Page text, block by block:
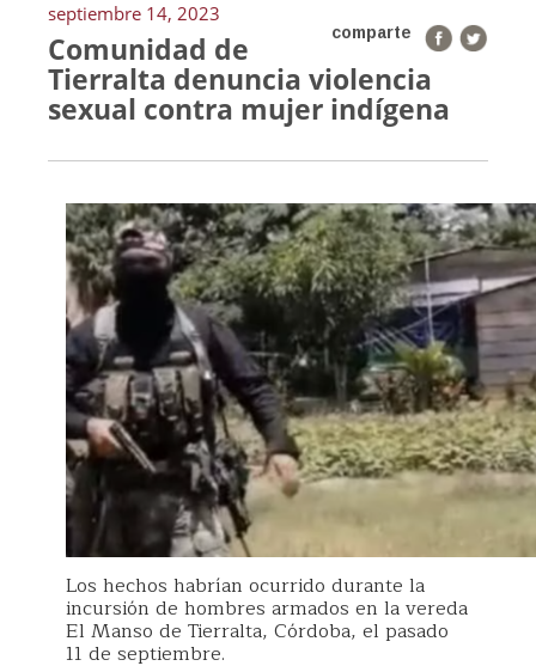
septiembre 14, 2023
comparte
Comunidad de
Tierralta denuncia violencia
sexual contra mujer indígena
Los hechos habrían ocurrido durante la
incursión de hombres armados en la vereda
El Manso de Tierralta, Córdoba, el pasado
11 de septiembre.